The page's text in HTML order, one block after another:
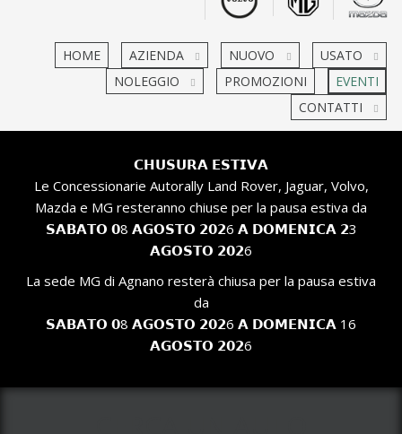
HOME AZIENDA NUOVO
USATO
NOLEGGIO
PROMOZIONI
EVENTI
CONTATTI
𝗖𝗛𝗨𝗦𝗨𝗥𝗔 𝗘𝗦𝗧𝗜𝗩𝗔
Le Concessionarie Autorally Land Rover, Jaguar, Volvo,
Mazda e MG resteranno chiuse per la pausa estiva da
𝗦𝗔𝗕𝗔𝗧𝗢 𝟬8 𝗔𝗚𝗢𝗦𝗧𝗢 𝟮𝟬𝟮6 𝗔 𝗗𝗢𝗠𝗘𝗡𝗜𝗖𝗔 𝟮3
𝗔𝗚𝗢𝗦𝗧𝗢 𝟮𝟬𝟮6
La sede MG di Agnano resterà chiusa per la pausa estiva
da
𝗦𝗔𝗕𝗔𝗧𝗢 𝟬8 𝗔𝗚𝗢𝗦𝗧𝗢 𝟮𝟬𝟮6 𝗔 𝗗𝗢𝗠𝗘𝗡𝗜𝗖𝗔 16
𝗔𝗚𝗢𝗦𝗧𝗢 𝟮𝟬𝟮6